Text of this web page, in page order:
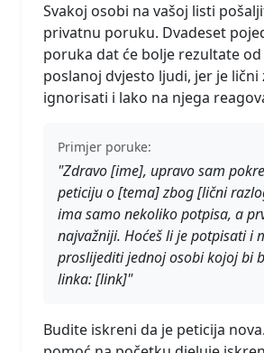
Svakoj osobi na vašoj listi
privatnu poruku. Dvadeset
poruka dat će bolje rezultate
poslanoj dvjesto ljudi, jer je lični
ignorisati i lako na njega
Primjer poruke:
"Zdravo [ime], upravo sam
peticiju o [tema] zbog [lični
ima samo nekoliko potpisa, a
najvažniji. Hoćeš li je potpisati i
proslijediti jednoj osobi kojoj bi
linka: [link]"
Budite iskreni da je peticija